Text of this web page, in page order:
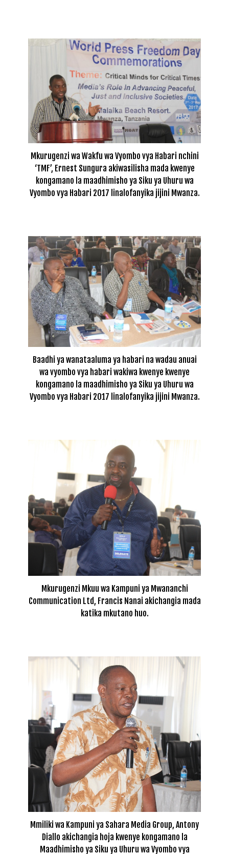
Mkurugenzi wa Wakfu wa Vyombo vya Habari nchini
‘TMF’, Ernest Sungura akiwasilisha mada kwenye
kongamano la maadhimisho ya Siku ya Uhuru wa
Vyombo vya Habari 2017 linalofanyika jijini Mwanza.
Baadhi ya wanataaluma ya habari na wadau anuai
wa vyombo vya habari wakiwa kwenye kwenye
kongamano la maadhimisho ya Siku ya Uhuru wa
Vyombo vya Habari 2017 linalofanyika jijini Mwanza.
Mkurugenzi Mkuu wa Kampuni ya Mwananchi
Communication Ltd, Francis Nanai akichangia mada
katika mkutano huo.
Mmiliki wa Kampuni ya Sahara Media Group, Antony
Diallo akichangia hoja kwenye kongamano la
Maadhimisho ya Siku ya Uhuru wa Vyombo vya